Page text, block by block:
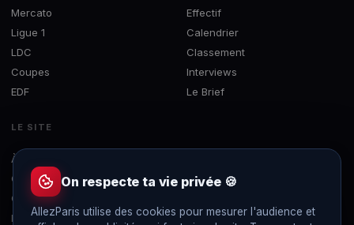
Mercato
Ligue 1
LDC
Coupes
EDF
Effectif
Calendrier
Classement
Interviews
Le Brief
LE SITE
À propos
Concours
Contact
Mentions légales
On respecte ta vie privée 🍪
AllezParis utilise des cookies pour mesurer l'audience et